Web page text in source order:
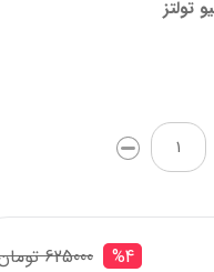
625000 تومان